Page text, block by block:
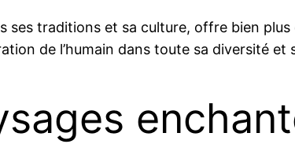
ses traditions et sa culture, offre bien plus
de l’humain dans toute sa diversité et